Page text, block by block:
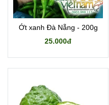
Ớt xanh Đà Nẵng - 200g
25.000đ